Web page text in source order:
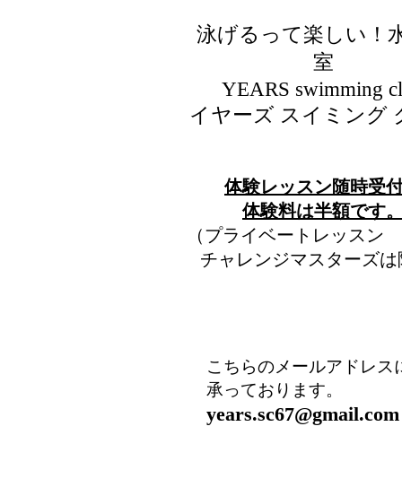
泳げるって楽しい！
室
​YEARS swimming
イヤーズ スイミング
体験レッスン随時受
体験料は半額です
（プライベートレッスン
チャレンジマスターズは
こちらのメールアドレス
承っております。
years.sc67@gmail.com